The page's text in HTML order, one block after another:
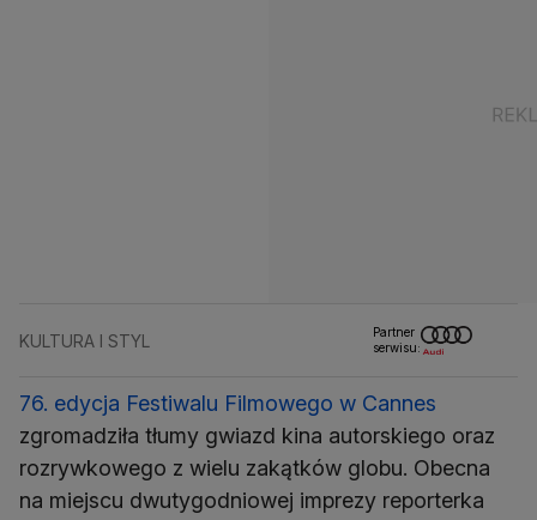
KULTURA I STYL
Partner
serwisu:
76. edycja Festiwalu Filmowego w Cannes
zgromadziła tłumy gwiazd kina autorskiego oraz
rozrywkowego z wielu zakątków globu. Obecna
na miejscu dwutygodniowej imprezy reporterka